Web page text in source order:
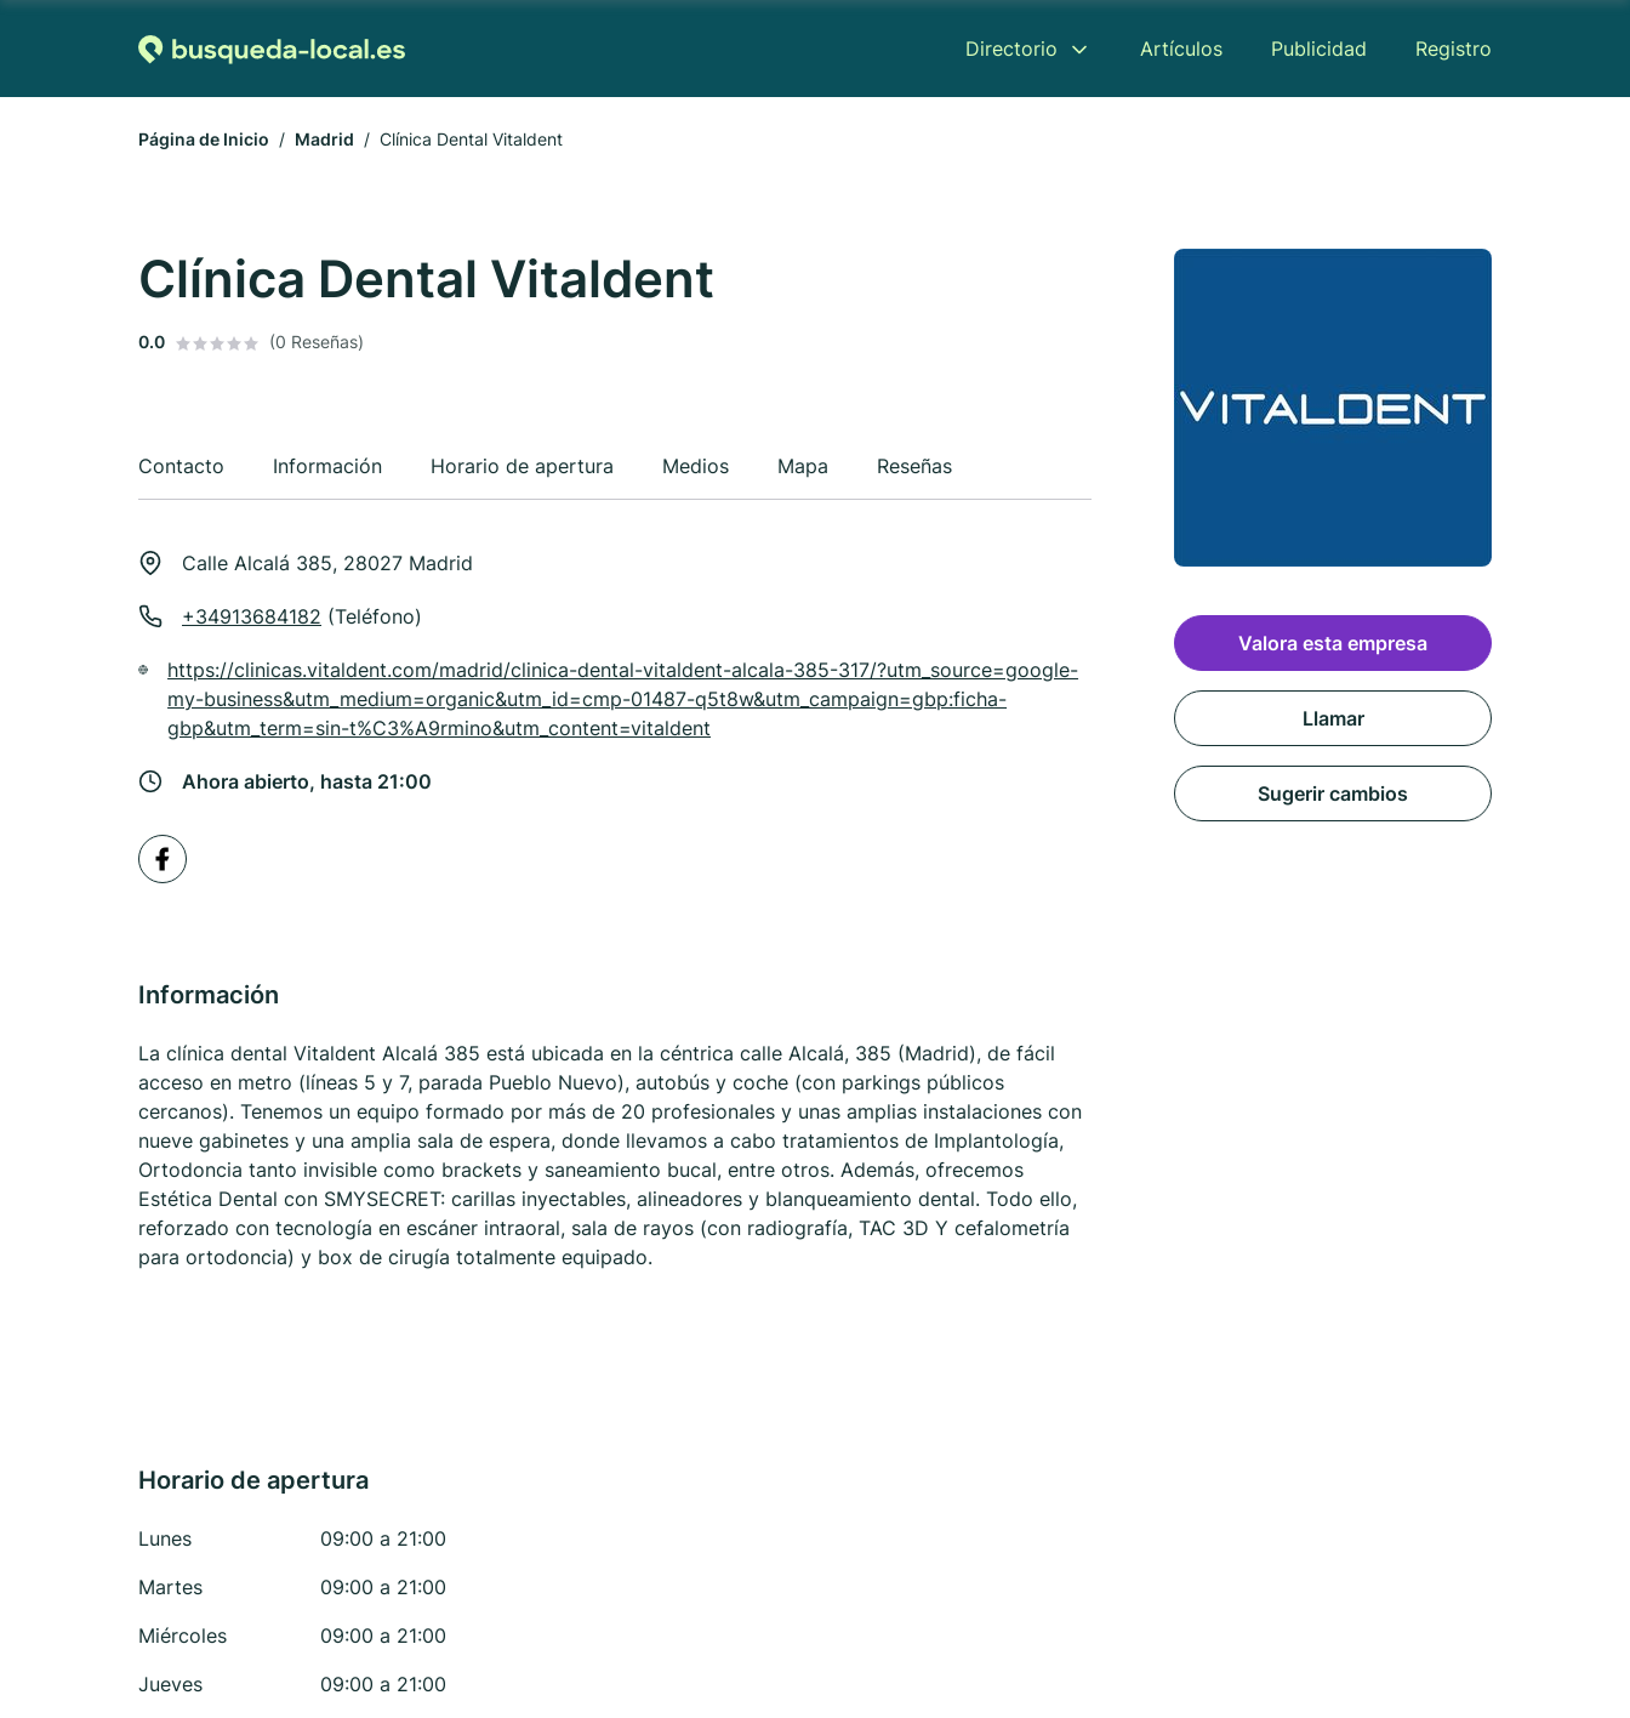
Directorio Artículos Publicidad Registro
Página de Inicio Madrid Clínica Dental Vitaldent
Clínica Dental Vitaldent
0.0 (0 Reseñas)
Contacto Información Horario de apertura Medios Mapa Reseñas
Calle Alcalá 385, 28027 Madrid
+34913684182 (Teléfono)
https://clinicas.vitaldent.com/madrid/clinica-dental-vitaldent-alcala-385-317/?utm_source=google-
my-business&utm_medium=organic&utm_id=cmp-01487-q5t8w&utm_campaign=gbp:ficha-
gbp&utm_term=sin-t%C3%A9rmino&utm_content=vitaldent
Ahora abierto, hasta 21:00
Información
La clínica dental Vitaldent Alcalá 385 está ubicada en la céntrica calle Alcalá, 385 (Madrid), de fácil
acceso en metro (líneas 5 y 7, parada Pueblo Nuevo), autobús y coche (con parkings públicos
cercanos). Tenemos un equipo formado por más de 20 profesionales y unas amplias instalaciones con
nueve gabinetes y una amplia sala de espera, donde llevamos a cabo tratamientos de Implantología,
Ortodoncia tanto invisible como brackets y saneamiento bucal, entre otros. Además, ofrecemos
Estética Dental con SMYSECRET: carillas inyectables, alineadores y blanqueamiento dental. Todo ello,
reforzado con tecnología en escáner intraoral, sala de rayos (con radiografía, TAC 3D Y cefalometría
para ortodoncia) y box de cirugía totalmente equipado.
Horario de apertura
Lunes
09:00 a 21:00
Martes
09:00 a 21:00
Miércoles
09:00 a 21:00
Jueves
09:00 a 21:00
Valora esta empresa
Llamar
Sugerir cambios